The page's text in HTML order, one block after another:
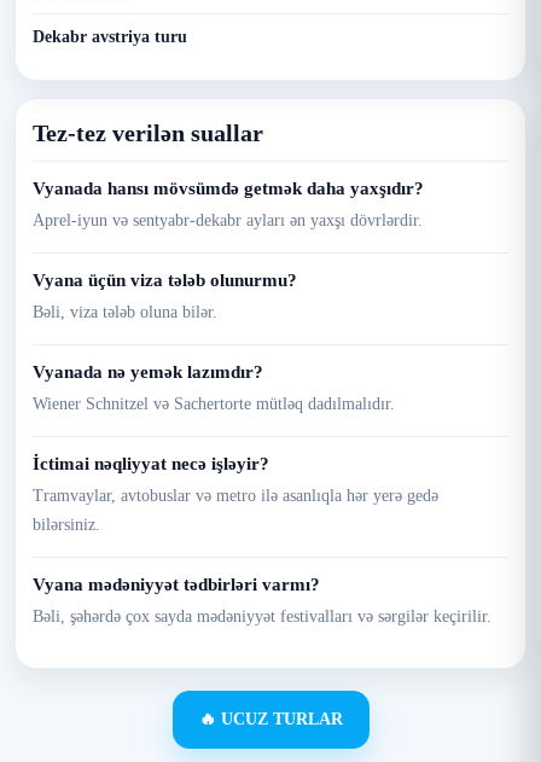
Dekabr avstriya turu
Tez-tez verilən suallar
Vyanada hansı mövsümdə getmək daha yaxşıdır?
Aprel-iyun və sentyabr-dekabr ayları ən yaxşı dövrlərdir.
Vyana üçün viza tələb olunurmu?
Bəli, viza tələb oluna bilər.
Vyanada nə yemək lazımdır?
Wiener Schnitzel və Sachertorte mütləq dadılmalıdır.
İctimai nəqliyyat necə işləyir?
Tramvaylar, avtobuslar və metro ilə asanlıqla hər yerə gedə
bilərsiniz.
Vyana mədəniyyət tədbirləri varmı?
Bəli, şəhərdə çox sayda mədəniyyət festivalları və sərgilər keçirilir.
🔥 UCUZ TURLAR